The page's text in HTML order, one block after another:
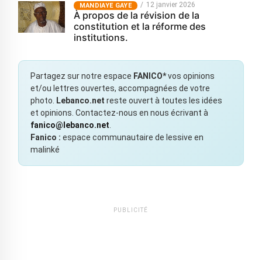
MANDIAYE GAYE 12 janvier 2026
À propos de la révision de la
constitution et la réforme des
institutions.
Partagez sur notre espace FANICO*vos opinions
et/ou lettres ouvertes, accompagnées de votre
photo.
Lebanco.net reste ouvert à toutes les idées
et opinions. Contactez-nous en nous écrivant à
fanico@lebanco.net
Fanico : espace communautaire de lessive en
malinké
PUBLICITÉ